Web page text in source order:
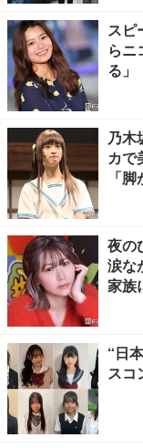
スピ
らニ
る」
乃木
カで
「
夜の
涙な
家族
“日
スコ